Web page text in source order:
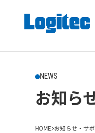
NEWS
お知ら
HOME お知らせ・サ